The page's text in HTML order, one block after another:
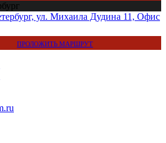
ул. Михаила Дудина 11, Офис
ПРОЛОЖИТЬ МАРШРУТ